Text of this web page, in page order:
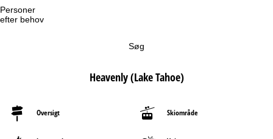
Personer
efter behov
Søg
Heavenly (Lake Tahoe)
Oversigt Skiområde